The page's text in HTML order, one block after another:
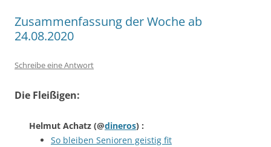
Zusammenfassung der Woche ab
24.08.2020
Schreibe eine Antwort
Die Fleißigen:
Helmut Achatz (@dineros) :
So bleiben Senioren geistig fit